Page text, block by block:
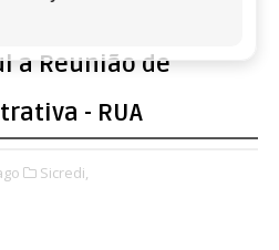
recebeu em
a Reunião de
- RUA
Sicredi,